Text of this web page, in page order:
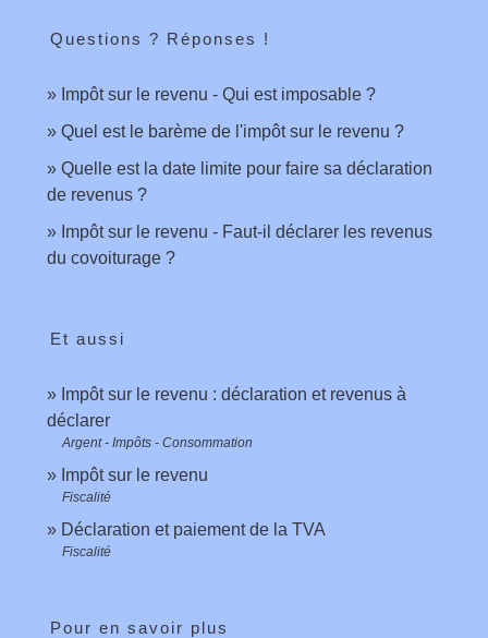
Questions ? Réponses !
Impôt sur le revenu - Qui est imposable ?
Quel est le barème de l'impôt sur le revenu ?
Quelle est la date limite pour faire sa déclaration
de revenus ?
Impôt sur le revenu - Faut-il déclarer les revenus
du covoiturage ?
Et aussi
Impôt sur le revenu : déclaration et revenus à
déclarer
Argent - Impôts - Consommation
Impôt sur le revenu
Fiscalité
Déclaration et paiement de la TVA
Fiscalité
Pour en savoir plus